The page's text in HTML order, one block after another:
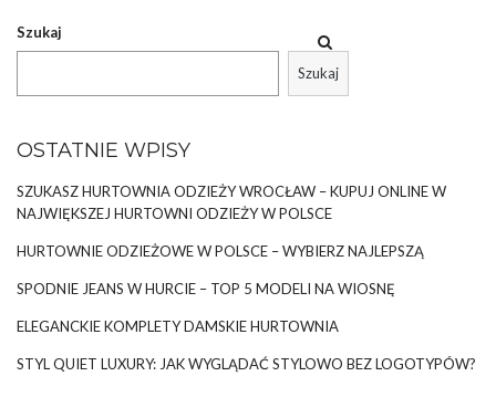
CZYM SĄ SPODNIE WOSKOWANE I JAK
WYGLĄDAJĄ?
poddane zostały specjalnej technice wykończenia, dzięki której
Szukaj
Szukaj
OSTATNIE WPISY
SZUKASZ HURTOWNIA ODZIEŻY WROCŁAW – KUPUJ ONLINE W
NAJWIĘKSZEJ HURTOWNI ODZIEŻY W POLSCE
HURTOWNIE ODZIEŻOWE W POLSCE – WYBIERZ NAJLEPSZĄ
SPODNIE JEANS W HURCIE – TOP 5 MODELI NA WIOSNĘ
ELEGANCKIE KOMPLETY DAMSKIE HURTOWNIA
STYL QUIET LUXURY: JAK WYGLĄDAĆ STYLOWO BEZ LOGOTYPÓW?